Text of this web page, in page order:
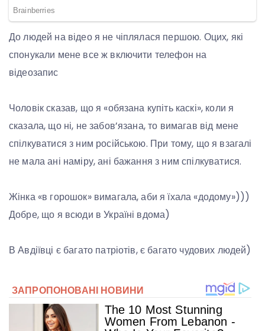
До людей на відео я не чіплялася першою. Оцих, які
спонукали мене все ж включити телефон на
відеозапис
Чоловік сказав, що я «обязана купіть каскі», коли я
сказала, що ні, не забов’язана, то вимагав від мене
спілкуватися з ним російською. При тому, що я взагалі
не мала ані наміру, ані бажання з ним спілкуватися.
Жінка «в горошок» вимагала, аби я їхала «додому»)))
Добре, що я всюди в Україні вдома)
В Авдіївці є багато патріотів, є багато чудових людей)